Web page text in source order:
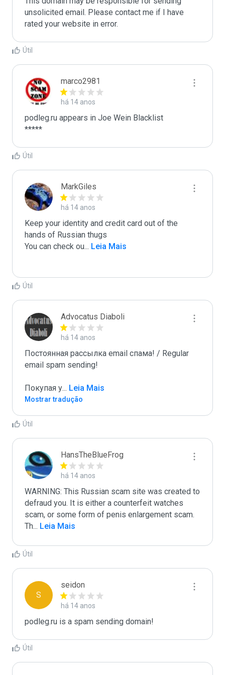
unsolicited email. Please contact me if I have
rated your website in error.
Útil
marco2981
há 14 anos
podleg.ru appears in Joe Wein Blacklist
*****
Útil
MarkGiles
há 14 anos
Keep your identity and credit card out of the
hands of Russian thugs
You can check ou... Leia Mais
Útil
Advocatus Diaboli
há 14 anos
Постоянная рассылка email спама! / Regular
email spam sending!
Покупая у... Leia Mais
Mostrar tradução
Útil
HansTheBlueFrog
há 14 anos
WARNING: This Russian scam site was created to
defraud you. It is either a counterfeit watches
scam, or some form of penis enlargement scam.
Th... Leia Mais
Útil
S
seidon
há 14 anos
podleg.ru is a spam sending domain!
Útil